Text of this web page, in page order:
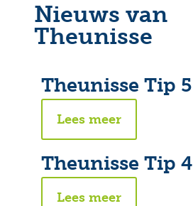
Nieuws van
Theunisse
Theunisse Tip 5
Lees meer
Theunisse Tip 4
Lees meer